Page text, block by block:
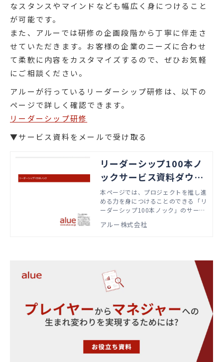
なスタンスやマインドなども幅広く身につけること
が可能です。
また、アルーでは研修の企画段階から丁寧に伴走さ
せていただきます。お客様の企業のニーズに合わせ
て柔軟に内容をカスタマイズするので、ぜひお気軽
にご相談ください。
アルーが行っているリーダーシップ研修は、以下の
ページで詳しく確認できます。
リーダーシップ研修
▼サービス資料をメールで受け取る
リーダーシップ100本ノ
ックサービス資料ダウン
ロード
本ページでは、プロジェクトを推し進
める力を身につけることのできる「リ
ーダーシップ100本ノック」のサービ
アルー株式会社